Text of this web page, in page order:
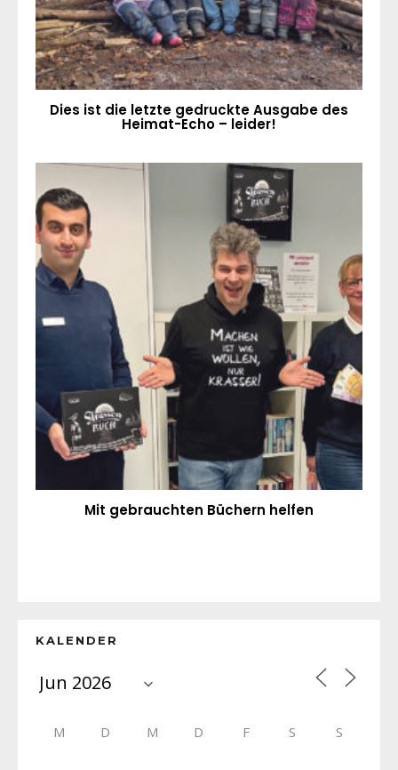
Dies ist die letzte gedruckte Ausgabe des
Heimat-Echo – leider!
Mit gebrauchten Büchern helfen
KALENDER
M D M D F S S